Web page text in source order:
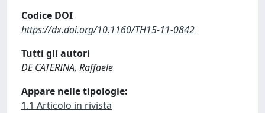
Codice DOI
https://dx.doi.org/10.1160/TH15-11-0842
Tutti gli autori
DE CATERINA, Raffaele
Appare nelle tipologie:
1.1 Articolo in rivista